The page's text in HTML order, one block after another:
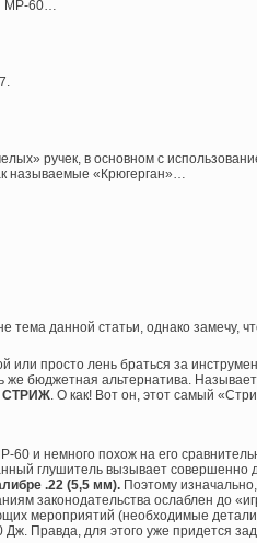
МР-60…
ручек, в основном с
называемые «Крюгерган»…
тема данной статьи, однако замечу,
или просто лень браться за
же бюджетная альтернатива.
СТРИЖ . О как! Вот он, этот самый
60 и немного похож на его
глушитель вызывает совершенно
.22 (5,5 мм). Поэтому
законодательства ослаблен до
мероприятий (необходимые детали
Правда, для этого уже придется